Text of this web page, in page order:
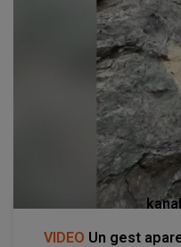
VIDEO Un gest